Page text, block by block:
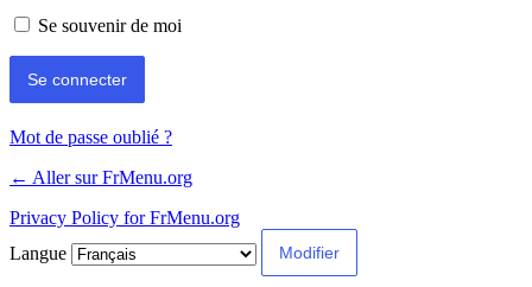
Se souvenir de moi
Mot de passe oublié ?
← Aller sur FrMenu.org
Privacy Policy for FrMenu.org
Langue